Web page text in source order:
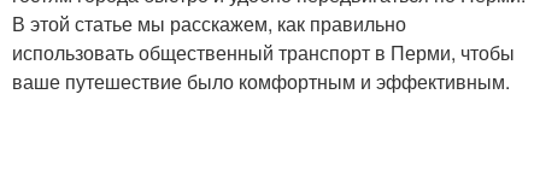
В этой статье мы расскажем, как правильно
использовать общественный транспорт в Перми, чтобы
ваше путешествие было комфортным и эффективным.